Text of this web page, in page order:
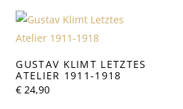
GUSTAV KLIMT LETZTES
ATELIER 1911-1918
€ 24,90